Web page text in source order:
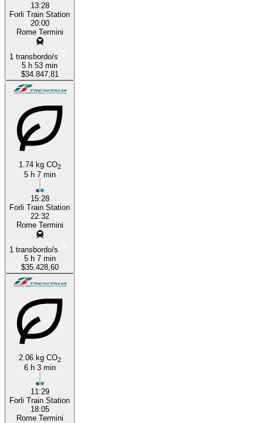
13:28
Forli Train Station
20:00
Rome Termini
1 transbordo/s
5 h 53 min
$34.847,81
1.74 kg CO2
5 h 7 min
15:28
Forli Train Station
22:32
Rome Termini
1 transbordo/s
5 h 7 min
$35.428,60
2.06 kg CO2
6 h 3 min
11:29
Forli Train Station
18:05
Rome Termini